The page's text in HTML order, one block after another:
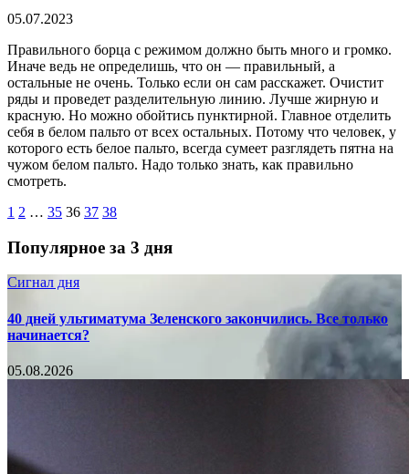
05.07.2023
Правильного борца с режимом должно быть много и громко.
Иначе ведь не определишь, что он — правильный, а
остальные не очень. Только если он сам расскажет. Очистит
ряды и проведет разделительную линию. Лучше жирную и
красную. Но можно обойтись пунктирной. Главное отделить
себя в белом пальто от всех остальных. Потому что человек, у
которого есть белое пальто, всегда сумеет разглядеть пятна на
чужом белом пальто. Надо только знать, как правильно
смотреть.
1 2 … 35 36 37 38
Популярное за 3 дня
Сигнал дня
40 дней ультиматума Зеленского закончились. Все только
начинается?
05.08.2026